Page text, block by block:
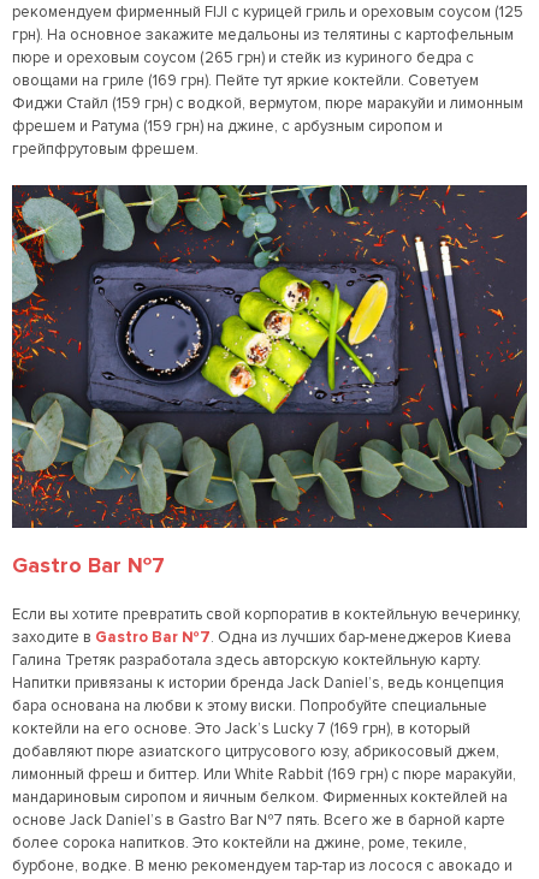
рекомендуем фирменный FIJI с курицей гриль и ореховым соусом (125
грн). На основное закажите медальоны из телятины с картофельным
пюре и ореховым соусом (265 грн) и стейк из куриного бедра с
овощами на гриле (169 грн). Пейте тут яркие коктейли. Советуем
Фиджи Стайл (159 грн) с водкой, вермутом, пюре маракуйи и лимонным
фрешем и Ратума (159 грн) на джине, с арбузным сиропом и
грейпфрутовым фрешем.
Gastro Bar №7
Если вы хотите превратить свой корпоратив в коктейльную вечеринку,
заходите в Gastro Bar №7. Одна из лучших бар-менеджеров Киева
Галина Третяк разработала здесь авторскую коктейльную карту.
Напитки привязаны к истории бренда Jack Daniel’s, ведь концепция
бара основана на любви к этому виски. Попробуйте специальные
коктейли на его основе. Это Jack’s Lucky 7 (169 грн), в который
добавляют пюре азиатского цитрусового юзу, абрикосовый джем,
лимонный фреш и биттер. Или White Rabbit (169 грн) с пюре маракуйи,
мандариновым сиропом и яичным белком. Фирменных коктейлей на
основе Jack Daniel’s в Gastro Bar №7 пять. Всего же в барной карте
более сорока напитков. Это коктейли на джине, роме, текиле,
бурбоне, водке. В меню рекомендуем тар-тар из лосося с авокадо и